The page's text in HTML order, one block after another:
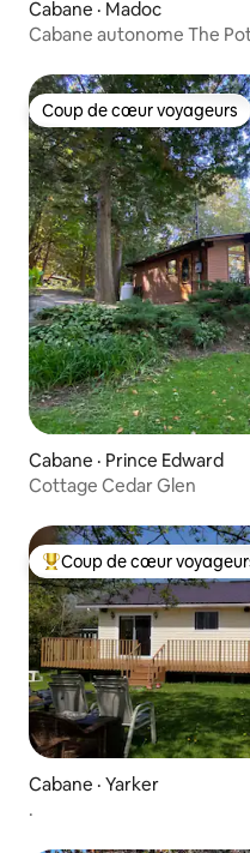
Cabane · Madoc
Cabane autonome The
Coup de cœur voyageurs
Coup de cœur voyageurs
Cabane · Prince Edward
Cottage Cedar Glen
Coup de cœur voyageurs
Coup de cœur
Cabane · Yarker
.